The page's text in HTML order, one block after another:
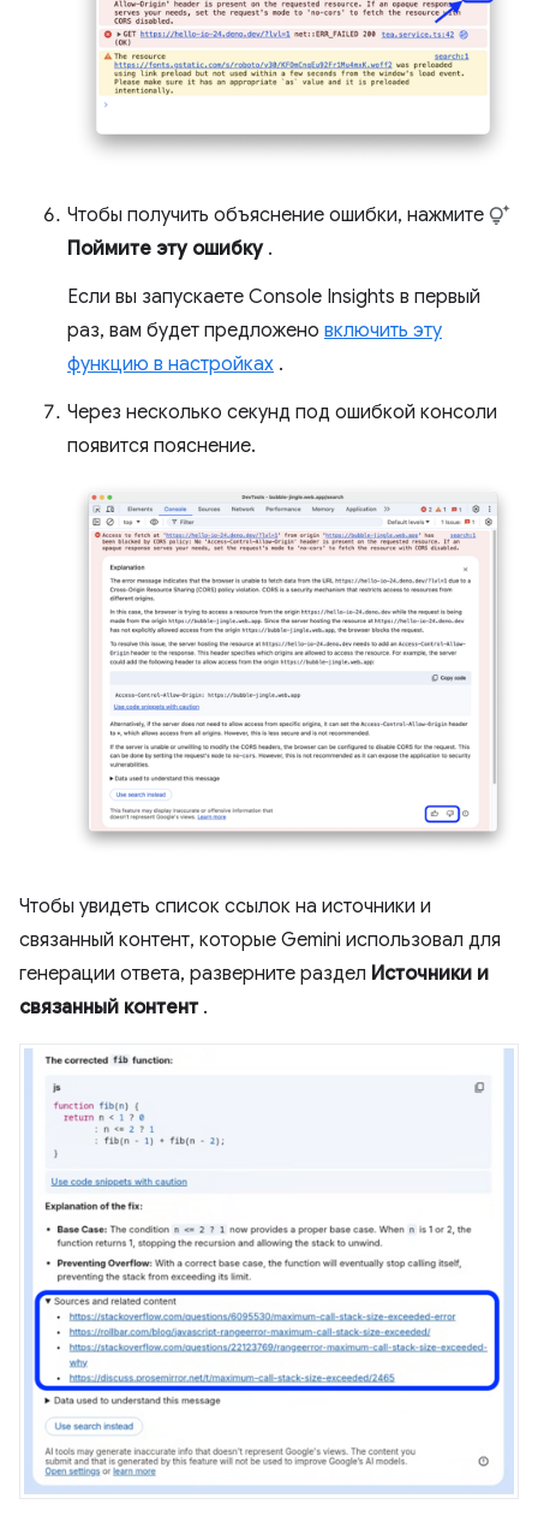
Чтобы получить объяснение ошибки, нажмите
Поймите эту ошибку.
Если вы запускаете Console Insights в первый
раз, вам будет предложено включить эту
функцию в настройках .
Через несколько секунд под ошибкой консоли
появится пояснение.
Чтобы увидеть список ссылок на источники и
связанный контент, которые Gemini использовал для
генерации ответа, разверните раздел Источники и
связанный контент.